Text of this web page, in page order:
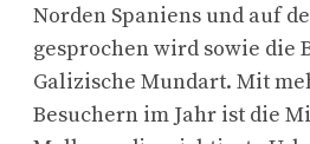
Norden Spaniens und auf
gesprochen wird sowie die
Galizische Mundart. Mit
Besuchern im Jahr ist die